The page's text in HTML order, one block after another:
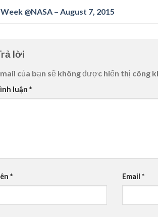
@NASA – August 7, 2015
lời
của bạn sẽ không được hiển thị công
luận *
* Email *